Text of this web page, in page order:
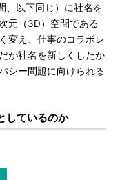
、以下同じ）に社名を
元（3D）空間である
変え、仕事のコラボレ
が社名を新しくしたか
シー問題に向けられる
しているのか